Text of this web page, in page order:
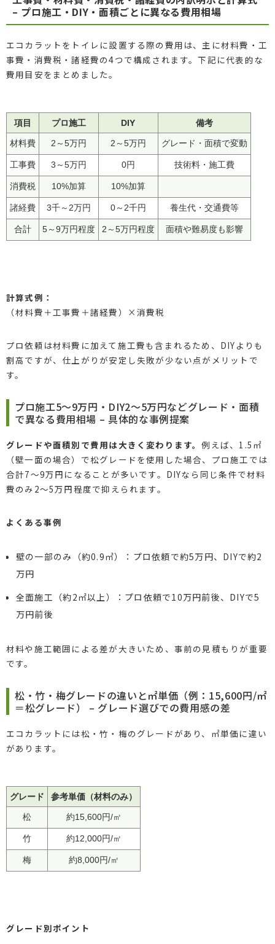
– プロ施工・DIY・面積ごとに異なる費用相場
エコカラットをトイレに設置する際の費用は、主に材料費・工
事費・消費税・諸経費の4つで構成されます。下記に代表的な
費用目安をまとめました。
項目 プロ施工 DIY 備考
材料費 2～5万円 2～5万円 グレード・面積で変動
工事費 3～5万円 0円 技術料・施工費
消費税 10%加算 10%加算
諸経費 3千～2万円 0～2千円 養生代・交通費等
合計 5～9万円程度 2～5万円程度 面積や難易度も影響
計算式例：
（材料費＋工事費＋諸経費）×消費税
プロ依頼は材料費に加えて施工費も含まれるため、DIYよりも
割高ですが、仕上がりが安定し失敗が少ない点がメリットで
す。
プロ施工5～9万円・DIY2～5万円などグレード・面積
で異なる費用相場 – 具体的な事例提案
グレードや面積別で費用は大きく変わります。例えば、1.5㎡
（壁一面の場合）で松グレードを使用した場合、プロ施工では
合計7～9万円になることが多いです。DIYなら同じ条件で材料
費のみ2～5万円程度で抑えられます。
よくある事例
壁の一部のみ（約0.9㎡）：プロ依頼で約5万円、DIYで約2
万円
全面施工（約2㎡以上）：プロ依頼で10万円前後、DIYで5
万円前後
材料や施工範囲による差が大きいため、事前の見積もりが重要
です。
松・竹・梅グレードの違いと㎡単価（例：15,600円/㎡
＝松グレード） – グレード選びでの費用感の差
エコカラットには松・竹・梅のグレードがあり、㎡単価に違い
があります。
グレード 参考単価（材料のみ）
松 約15,600円/㎡
竹 約12,000円/㎡
梅 約8,000円/㎡
グレード別ポイント